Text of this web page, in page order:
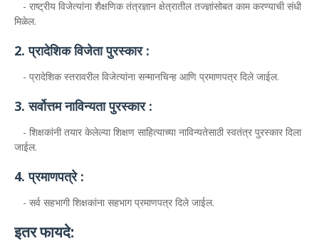
- राष्ट्रीय विजेत्यांना शैक्षणिक तंत्रज्ञान क्षेत्रातील तज्ज्ञांसोबत काम करण्याची संधी
मिळेल.
2. प्रादेशिक विजेता पुरस्कार :
- प्रादेशिक स्तरावरील विजेत्यांना सन्मानचिन्ह आणि प्रमाणपत्र दिले जाईल.
3. सर्वोत्तम नाविन्यता पुरस्कार :
- शिक्षकांनी तयार केलेल्या शिक्षण साहित्याच्या नाविन्यतेसाठी स्वतंत्र पुरस्कार दिला
जाईल.
4. प्रमाणपत्रे :
- सर्व सहभागी शिक्षकांना सहभाग प्रमाणपत्र दिले जाईल.
इतर फायदे: